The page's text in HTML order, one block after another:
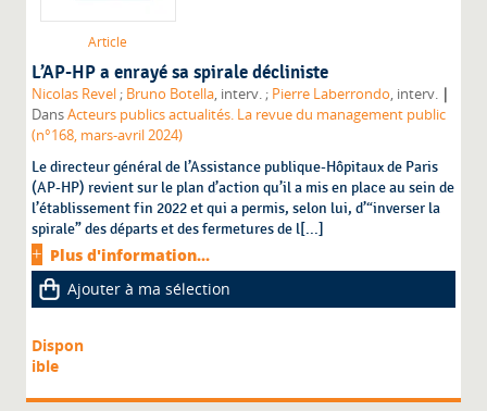
Article
L’AP-HP a enrayé sa spirale décliniste
Nicolas Revel ; Bruno Botella , interv. ; Pierre Laberrondo, interv. |
DansActeurs publics actualités. La revue du management public
(n°168, mars-avril 2024)
Le directeur général de l’Assistance publique-Hôpitaux de Paris
(AP-HP) revient sur le plan d’action qu’il a mis en place au sein de
l’établissement fin 2022 et qui a permis, selon lui, d’“inverser la
spirale” des départs et des fermetures de l[...]
Plus d'information...
Ajouter à ma sélection
Dispon
ible